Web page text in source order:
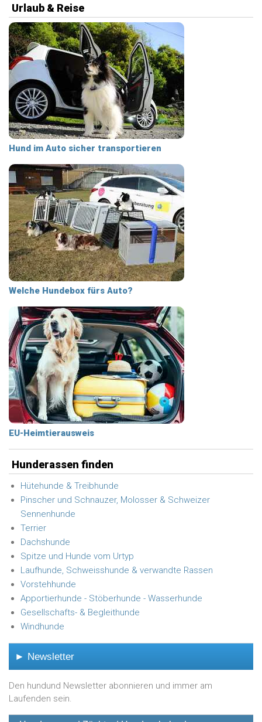
Urlaub & Reise
Hund im Auto sicher transportieren
Welche Hundebox fürs Auto?
EU-Heimtierausweis
Hunderassen finden
Hütehunde & Treibhunde
Pinscher und Schnauzer, Molosser & Schweizer
Sennenhunde
Terrier
Dachshunde
Spitze und Hunde vom Urtyp
Laufhunde, Schweisshunde & verwandte Rassen
Vorstehhunde
Apportierhunde - Stöberhunde - Wasserhunde
Gesellschafts- & Begleithunde
Windhunde
► Newsletter
Den hundund Newsletter abonnieren und immer am
Laufenden sein.